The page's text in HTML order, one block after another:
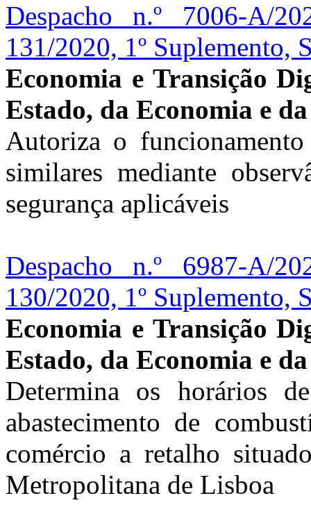
Despacho n.º 7006-A/
131/2020, 1º Suplemento,
Economia e Transição
Estado, da Economia e
Autoriza o
similares mediante
segurança aplicáveis
Despacho n.º 6987-A/
130/2020, 1º Suplemento,
Economia e Transição
Estado, da Economia e
Determina os horários
abastecimento de
comércio a retalho
Metropolitana de Lisboa